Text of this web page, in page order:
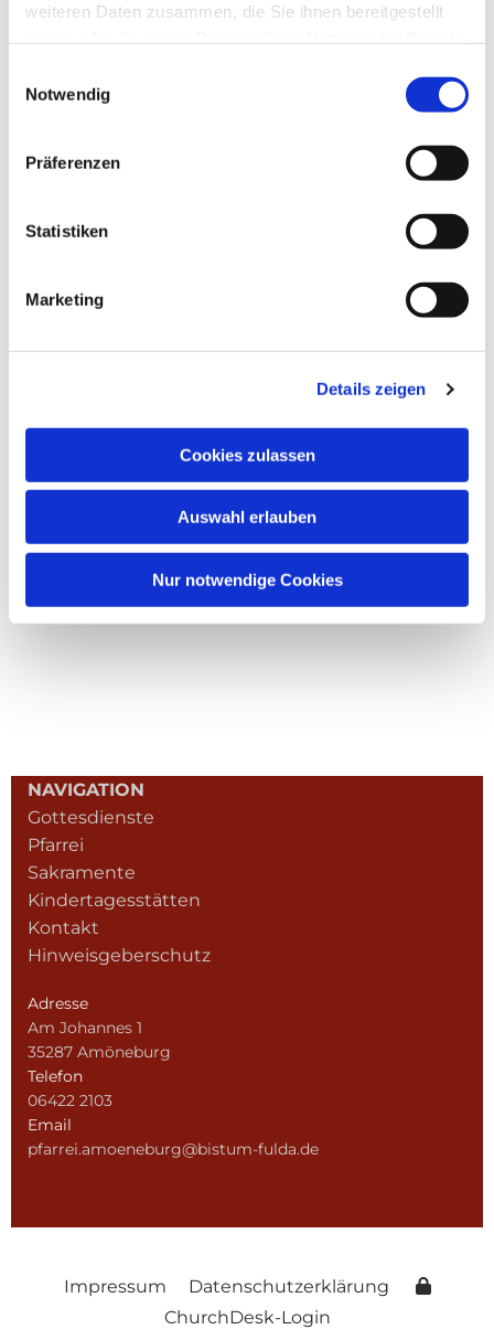
weiteren Daten zusammen, die Sie ihnen bereitgestellt
Notwendig
Präferenzen
Statistiken
Marketing
Details zeigen
Cookies zulassen
Auswahl erlauben
Nur notwendige Cookies
NAVIGATION
Gottesdienste
Pfarrei
Sakramente
Kindertagesstätten
Kontakt
Hinweisgeberschutz
Adresse
Am Johannes 1
35287 Amöneburg
Telefon
06422 2103
Email
pfarrei.amoeneburg@bistum-fulda.de
Impressum
Datenschutzerklärung
ChurchDesk-Login